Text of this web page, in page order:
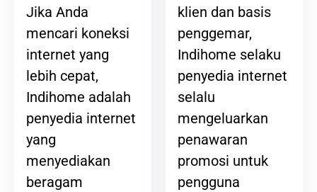
Jika Anda
mencari koneksi
internet yang
lebih cepat,
Indihome adalah
penyedia internet
yang
menyediakan
beragam
klien dan basis
penggemar,
Indihome selaku
penyedia internet
selalu
mengeluarkan
penawaran
promosi untuk
pengguna